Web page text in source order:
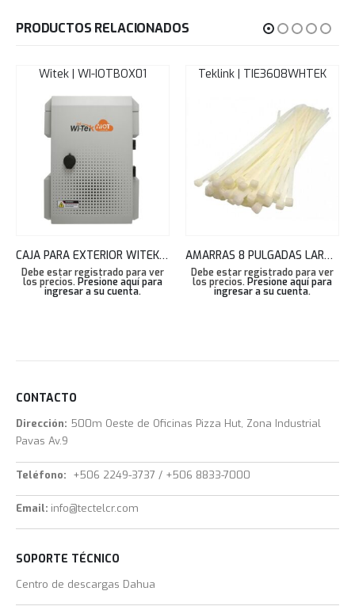
PRODUCTOS RELACIONADOS
Witek | WI-IOTBOX01
CAJA PARA EXTERIOR WITEK (01) 30X40X20CM WI-IOTBOX01
Debe estar registrado para ver
los precios. Presione aquí para
ingresar a su cuenta.
Teklink | TIE3608WHTEK
AMARRAS 8 PULGADAS LARGO BLANCAS BOLSA 100 UNDS 3.6X200MM TEKLINK
Debe estar registrado para ver
los precios. Presione aquí para
ingresar a su cuenta.
CONTACTO
Dirección: 500m Oeste de Oficinas Pizza Hut, Zona Industrial
Pavas Av.9
Teléfono: +506 2249-3737 / +506 8833-7000
Email: info@tectelcr.com
SOPORTE TÉCNICO
Centro de descargas Dahua